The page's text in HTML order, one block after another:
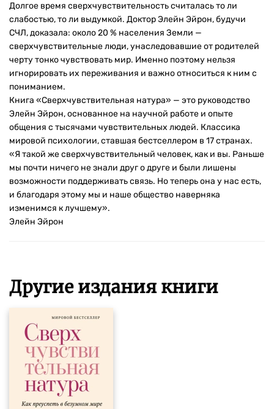
Долгое время сверхчувствительность считалась то ли
слабостью, то ли выдумкой. Доктор Элейн Эйрон, будучи
СЧЛ, доказала: около 20 % населения Земли —
сверхчувствительные люди, унаследовавшие от родителей
черту тонко чувствовать мир. Именно поэтому нельзя
игнорировать их переживания и важно относиться к ним с
пониманием.
Книга «Сверхчувствительная натура» — это руководство
Элейн Эйрон, основанное на научной работе и опыте
общения с тысячами чувствительных людей. Классика
мировой психологии, ставшая бестселлером в 17 странах.
«Я такой же сверхчувствительный человек, как и вы. Раньше
мы почти ничего не знали друг о друге и были лишены
возможности поддерживать связь. Но теперь она у нас есть,
и благодаря этому мы и наше общество наверняка
изменимся к лучшему».
Элейн Эйрон
Другие издания книги